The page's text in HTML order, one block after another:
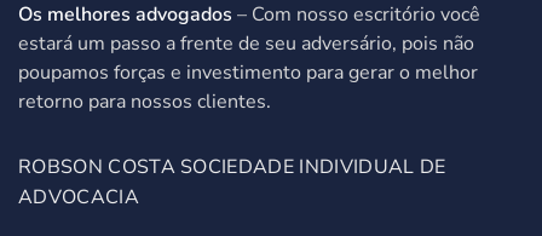
Os melhores advogados – Com nosso escritório você
estará um passo a frente de seu adversário, pois não
poupamos forças e investimento para gerar o melhor
retorno para nossos clientes.
ROBSON COSTA SOCIEDADE INDIVIDUAL DE
ADVOCACIA